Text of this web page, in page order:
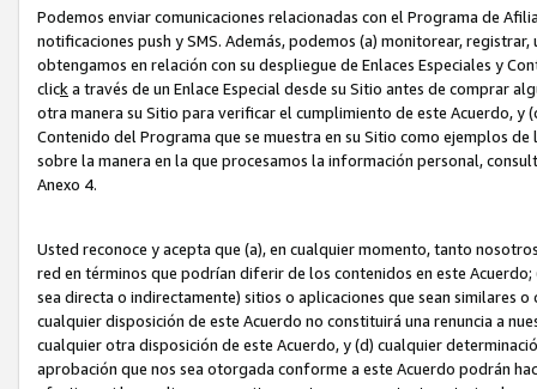
Podemos enviar comunicaciones relacionadas con el Programa de
notificaciones push y SMS. Además, podemos (a) monitorear,
obtengamos en relación con su despliegue de Enlaces Especiales y
clicka través de un Enlace Especial desde su Sitio antes de comprar
otra manera su Sitio para verificar el cumplimiento de este Acuerdo,
Contenido del Programa que se muestra en su Sitio como ejemplos
sobre la manera en la que procesamos la información personal,
Anexo 4.
Usted reconoce y acepta que (a), en cualquier momento, tanto
red en términos que podrían diferir de los contenidos en este
sea directa o indirectamente) sitios o aplicaciones que sean similares
cualquier disposición de este Acuerdo no constituirá una renuncia a
cualquier otra disposición de este Acuerdo, y (d) cualquier
aprobación que nos sea otorgada conforme a este Acuerdo podrán